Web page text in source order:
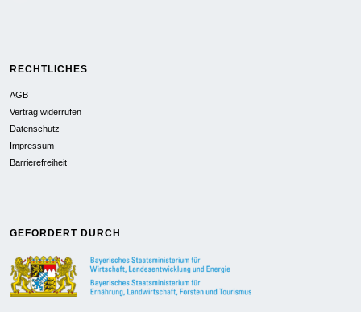
RECHTLICHES
AGB
Vertrag widerrufen
Datenschutz
Impressum
Barrierefreiheit
GEFÖRDERT DURCH